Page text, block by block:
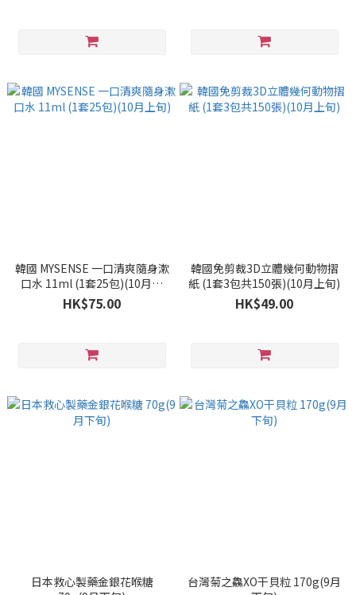
韓國 MYSENSE 一口清爽隨身漱
口水 11ml (1套25包)(10月上
旬)
HK$75.00
韓國免剪裁3D立體幾何動物摺
紙 (1套3包共150張)(10月上旬)
HK$49.00
日本救心製藥金銀花喉糖
台灣菊之鱻XO干貝粒 170g(9月